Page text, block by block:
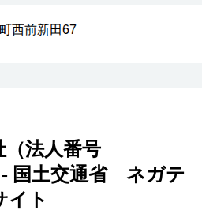
（法人番号
- 国土交通省 ネガテ
イト